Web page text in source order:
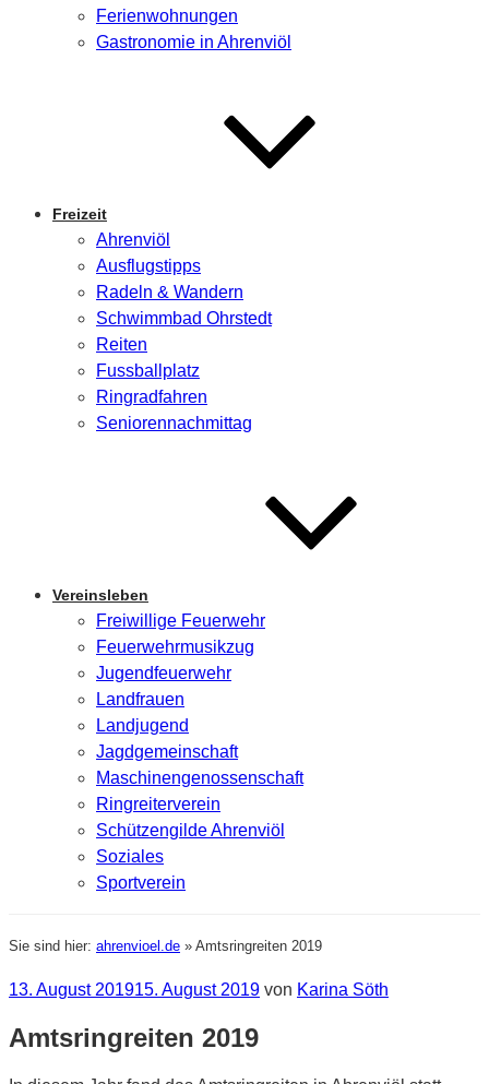
Ferienwohnungen
Gastronomie in Ahrenviöl
Freizeit
Ahrenviöl
Ausflugstipps
Radeln & Wandern
Schwimmbad Ohrstedt
Reiten
Fussballplatz
Ringradfahren
Seniorennachmittag
Vereinsleben
Freiwillige Feuerwehr
Feuerwehrmusikzug
Jugendfeuerwehr
Landfrauen
Landjugend
Jagdgemeinschaft
Maschinengenossenschaft
Ringreiterverein
Schützengilde Ahrenviöl
Soziales
Sportverein
Sie sind hier: ahrenvioel.de » Amtsringreiten 2019
Veröffentlicht
13. August 201915. August 2019 von Karina Söth
Amtsringreiten 2019